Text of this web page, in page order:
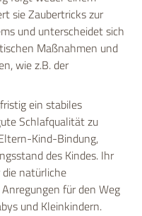
sie Zaubertricks zur
und unterscheidet sich
Maßnahmen und
wie z.B. der
ein stabiles
Schlafqualität zu
Kind-Bindung,
des Kindes. Ihr
natürliche
für den Weg
und Kleinkindern.